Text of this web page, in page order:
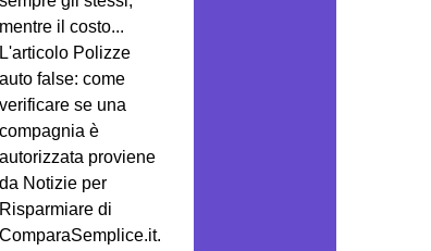
mentre il costo...
L'articolo Polizze
auto false: come
verificare se una
compagnia è
autorizzata proviene
da Notizie per
Risparmiare di
ComparaSemplice.it.